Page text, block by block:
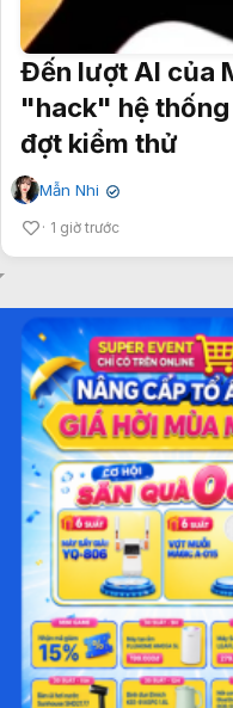
Đến lượt AI của
"hack" hệ
đợt kiểm thử
Mẫn Nhi ✔
1 giờ trước